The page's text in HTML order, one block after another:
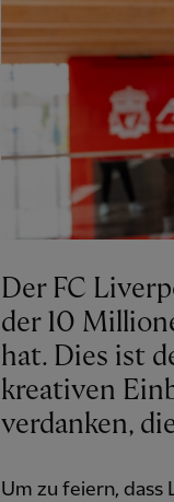
Der FC
der 10
hat. Dies ist
kreativen
verdanken,
Um zu feiern,